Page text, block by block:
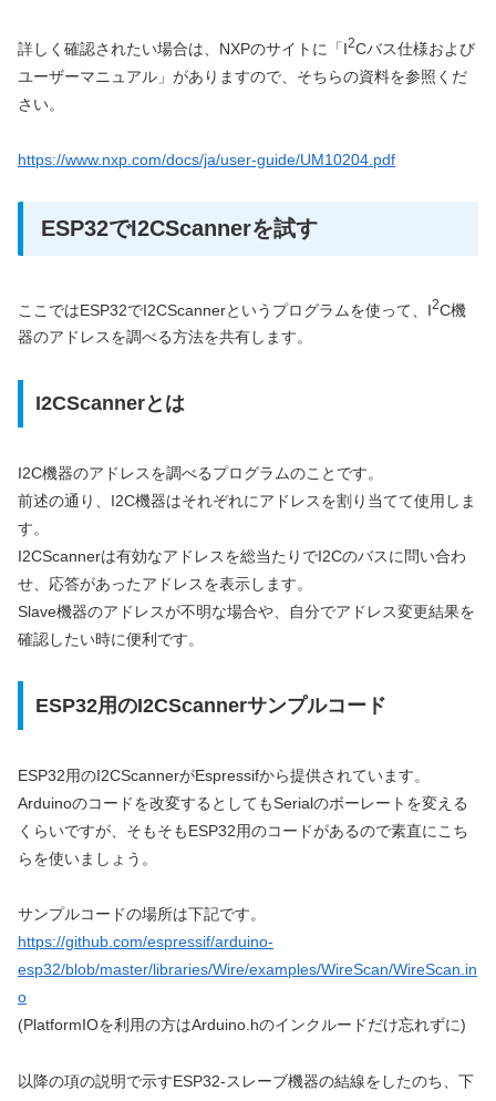
詳しく確認されたい場合は、NXPのサイトに「I2Cバス仕様および
ユーザーマニュアル」がありますので、そちらの資料を参照くだ
さい。
https://www.nxp.com/docs/ja/user-guide/UM10204.pdf
ESP32でI2CScannerを試す
ここではESP32でI2CScannerというプログラムを使って、I2C機
器のアドレスを調べる方法を共有します。
I2CScannerとは
I2C機器のアドレスを調べるプログラムのことです。
前述の通り、I2C機器はそれぞれにアドレスを割り当てて使用しま
す。
I2CScannerは有効なアドレスを総当たりでI2Cのバスに問い合わ
せ、応答があったアドレスを表示します。
Slave機器のアドレスが不明な場合や、自分でアドレス変更結果を
確認したい時に便利です。
ESP32用のI2CScannerサンプルコード
ESP32用のI2CScannerがEspressifから提供されています。
Arduinoのコードを改変するとしてもSerialのボーレートを変える
くらいですが、そもそもESP32用のコードがあるので素直にこち
らを使いましょう。
サンプルコードの場所は下記です。
https://github.com/espressif/arduino-
esp32/blob/master/libraries/Wire/examples/WireScan/WireScan.in
o
(PlatformIOを利用の方はArduino.hのインクルードだけ忘れずに)
以降の項の説明で示すESP32-スレーブ機器の結線をしたのち、下